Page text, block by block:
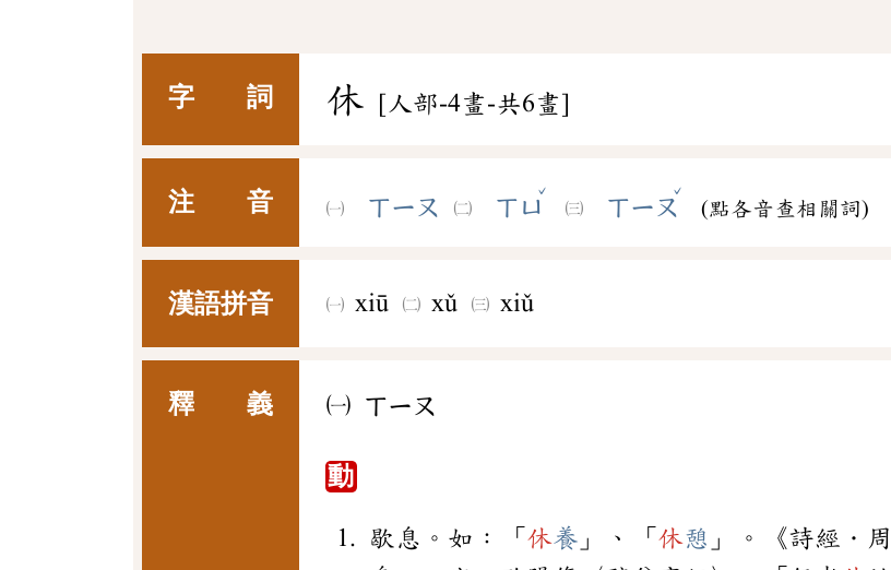
字 詞 休 [人部-4畫-共6畫]
注 音 ㄒㄧㄡ ㄒㄩ
ˇ
ㄒㄧㄡ
ˇ
(點各音查相關詞)
漢語拼音 xiū xǔ xiǔ
釋 義 ㈠ ㄒㄧㄡ
動
歇息。如：「 休養 」、「 休憩 」。《詩經．